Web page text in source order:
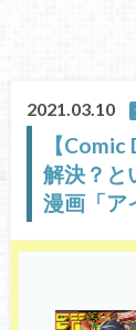
2021.03.10
【
解決？と
漫画「ア